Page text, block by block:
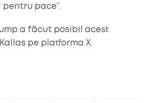
pace”.
a făcut posibil acest
pe platforma X.